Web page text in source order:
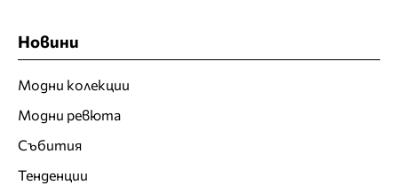
Новини
Модни колекции
Модни ревюта
Събития
Тенденции